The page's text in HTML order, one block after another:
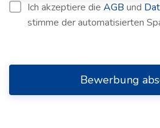
Ich akzeptiere die AGB und
stimme der automatisierten
Bewerbung